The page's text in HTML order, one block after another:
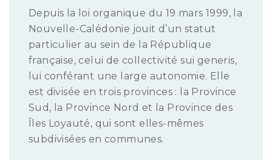
Depuis la loi organique du 19 mars 1999, la
Nouvelle-Calédonie jouit d’un statut
particulier au sein de la République
française, celui de collectivité sui generis,
lui conférant une large autonomie. Elle
est divisée en trois provinces : la Province
Sud, la Province Nord et la Province des
Îles Loyauté, qui sont elles-mêmes
subdivisées en communes.